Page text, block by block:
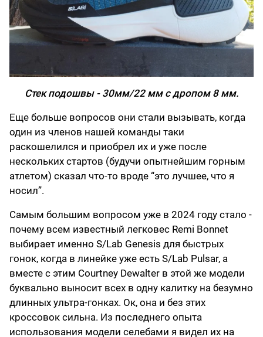
Стек подошвы - 30мм/22 мм с дропом 8 мм.
Еще больше вопросов они стали вызывать, когда
один из членов нашей команды таки
раскошелился и приобрел их и уже после
нескольких стартов (будучи опытнейшим горным
атлетом) сказал что-то вроде “это лучшее, что я
носил”.
Самым большим вопросом уже в 2024 году стало -
почему всем известный легковес Remi Bonnet
выбирает именно S/Lab Genesis для быстрых
гонок, когда в линейке уже есть S/Lab Pulsar, а
вместе с этим Courtney Dewalter в этой же модели
буквально выносит всех в одну калитку на безумно
длинных ультра-гонках. Ок, она и без этих
кроссовок сильна. Из последнего опыта
использования модели селебами я видел их на